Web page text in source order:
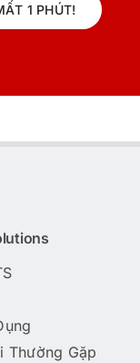
1 PHÚT!
Thường Gặp